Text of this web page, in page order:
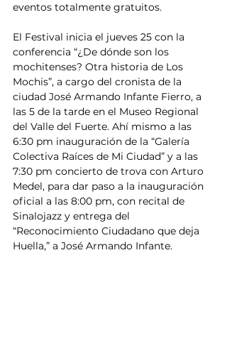
eventos totalmente gratuitos.
El Festival inicia el jueves 25 con la
conferencia “¿De dónde son los
mochitenses? Otra historia de Los
Mochis”, a cargo del cronista de la
ciudad José Armando Infante Fierro, a
las 5 de la tarde en el Museo Regional
del Valle del Fuerte. Ahí mismo a las
6:30 pm inauguración de la “Galería
Colectiva Raíces de Mi Ciudad” y a las
7:30 pm concierto de trova con Arturo
Medel, para dar paso a la inauguración
oficial a las 8:00 pm, con recital de
Sinalojazz y entrega del
“Reconocimiento Ciudadano que deja
Huella,” a José Armando Infante.